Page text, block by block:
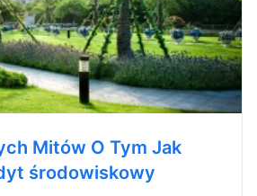
Mitów O Tym Jak
środowiskowy